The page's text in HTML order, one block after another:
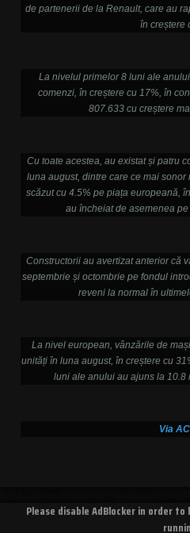
de partenerii de la Renault, care au
în creștere
La nivelul primelor 8 luni ale
comenzi, în creștere cu 17%, în
807.633 cu creștere
Cu toate acestea, au existat și patru
luna august, dintre care ce mai
scăzut cu 4.5% pe piața europeană,
au încheiat de asemenea
Constructorii au avertizat anterior că
septembrie și octombrie pe fondul
reveni la normal în
La nivel european, vânzările de
unități în luna august, în creștere cu
luni ale anului au ajuns la 10.8
Via
Please disable AdBlocker in order